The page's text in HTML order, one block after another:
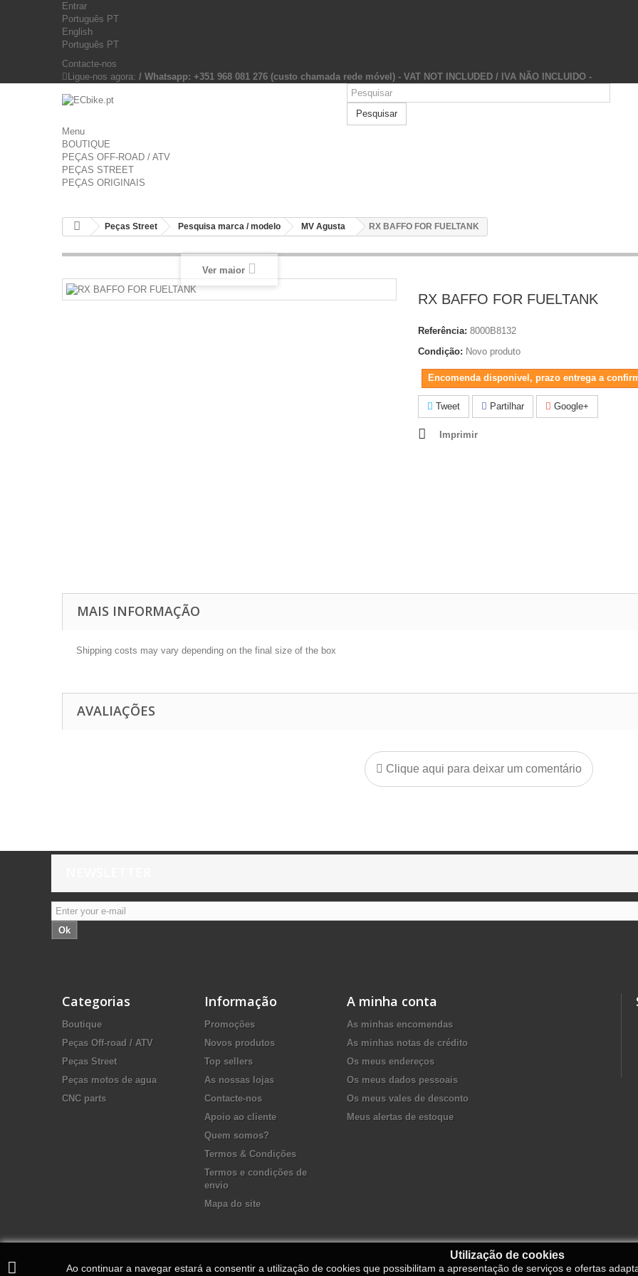
Entrar
Português PT
English
Português PT
Contacte-nos
Ligue-nos agora: / Whatsapp: +351 968 081 276 (custo chamada rede móvel) - VAT NOT INCLUDED / IVA NÃO INCLUIDO -
Pesquisar
Menu
BOUTIQUE
PEÇAS OFF-ROAD / ATV
PEÇAS STREET
PEÇAS ORIGINAIS
Peças Street Pesquisa marca / modelo MV Agusta RX BAFFO FOR FUELTANK
Ver maior
RX BAFFO FOR FUELTANK
Referência: 8000B8132
Condição: Novo produto
Encomenda disponivel, prazo entrega a
Tweet Partilhar Google+
Imprimir
MAIS INFORMAÇÃO
Shipping costs may vary depending on the final size of the box
AVALIAÇÕES
Clique aqui para deixar um comentário
Ok
Categorias
Boutique
Peças Off-road / ATV
Peças Street
Peças motos de agua
CNC parts
Informação
Promoções
Novos produtos
Top sellers
As nossas lojas
Contacte-nos
Apoio ao cliente
Quem somos?
Termos & Condições
Termos e condições de
envio
Mapa do site
A minha conta
As minhas encomendas
As minhas notas de crédito
Os meus endereços
Os meus dados pessoais
Os meus vales de desconto
Meus alertas de estoque
Utilização de cookies
Ao continuar a navegar estará a consentir a utilização de cookies que possibilitam a apresentação de serviços e ofertas